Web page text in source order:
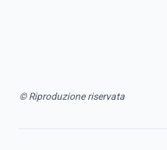
© Riproduzione riservata